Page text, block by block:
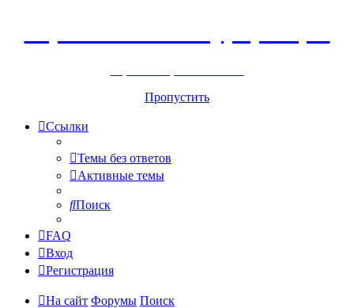
Пропустить
Ссылки
Темы без ответов
Активные темы
Поиск
FAQ
Вход
Регистрация
На сайт Форумы Поиск